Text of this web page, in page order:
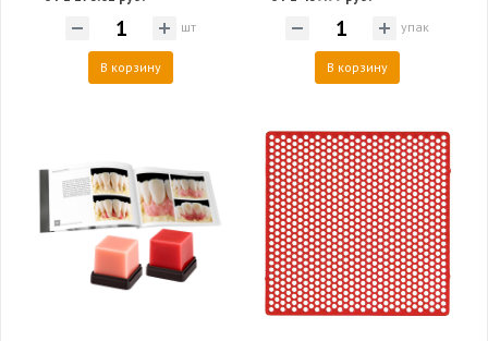
шт
В корзину
упак
В корзину